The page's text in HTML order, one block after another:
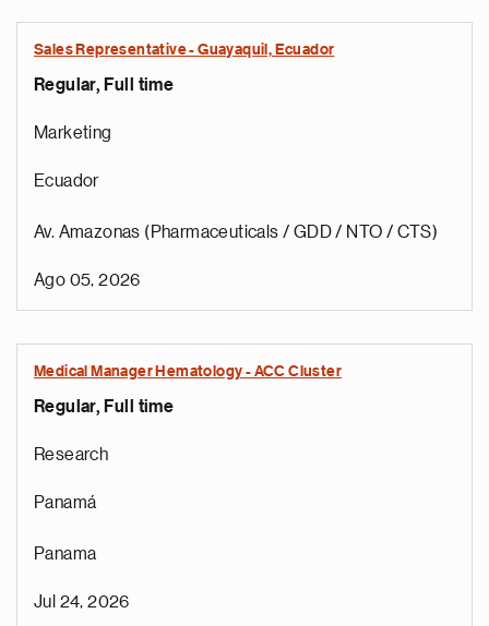
Sales Representative - Guayaquil, Ecuador
Regular, Full time
Marketing
Ecuador
Av. Amazonas (Pharmaceuticals / GDD / NTO / CTS)
Ago 05, 2026
Medical Manager Hematology - ACC Cluster
Regular, Full time
Research
Panamá
Panama
Jul 24, 2026